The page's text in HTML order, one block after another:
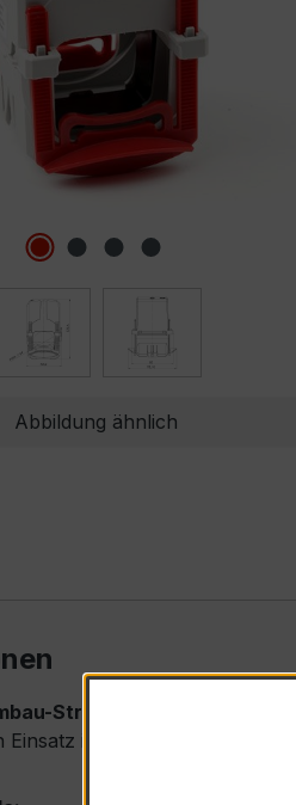
Abbildung ähnlich
Stromwandler XKBR 44
Einsatz in Energieverteilung,